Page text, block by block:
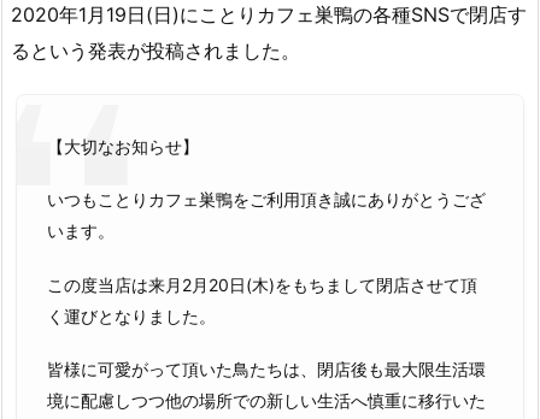
2020年1月19日(日)にことりカフェ巣鴨の各種SNSで閉店す
るという発表が投稿されました。
【大切なお知らせ】
いつもことりカフェ巣鴨をご利用頂き誠にありがとうござ
います。
この度当店は来月2月20日(木)をもちまして閉店させて頂
く運びとなりました。
皆様に可愛がって頂いた鳥たちは、閉店後も最大限生活環
境に配慮しつつ他の場所での新しい生活へ慎重に移行いた